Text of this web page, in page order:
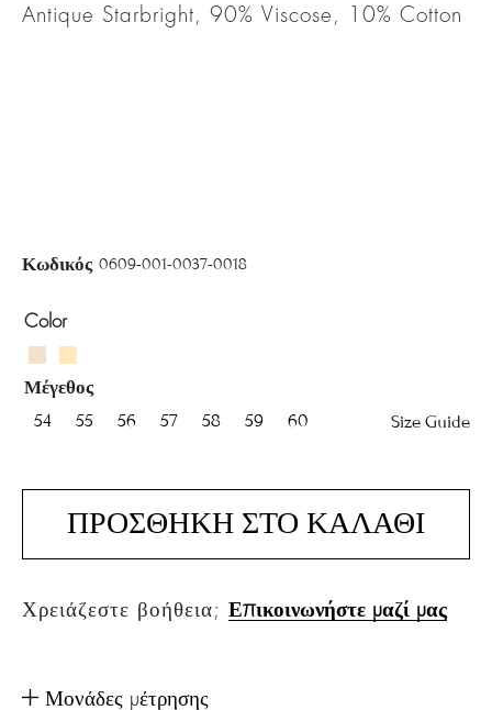
Antique Starbright, 90% Viscose, 10% Cotton
Κωδικός 0609-001-0037-0018
Color
Μέγεθος
54 55 56 57 58 59 60 Size Guide
ΠΡΟΣΘΗΚΗ ΣΤΟ ΚΑΛΑΘΙ
Χρειάζεστε βοήθεια; Επικοινωνήστε μαζί μας
Μονάδες μέτρησης